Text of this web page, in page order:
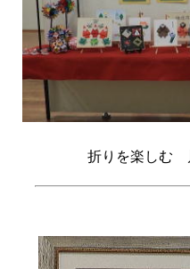
折りを楽しむ